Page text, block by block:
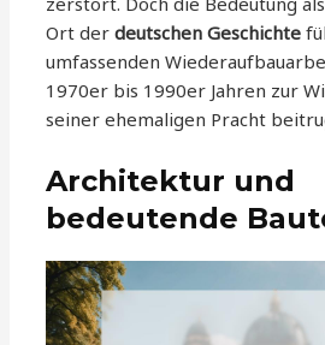
Ort derdeutschen Geschichte
umfassenden
1970er bis 1990er Jahren zur
seiner ehemaligen Pracht
Architektur und
bedeutende